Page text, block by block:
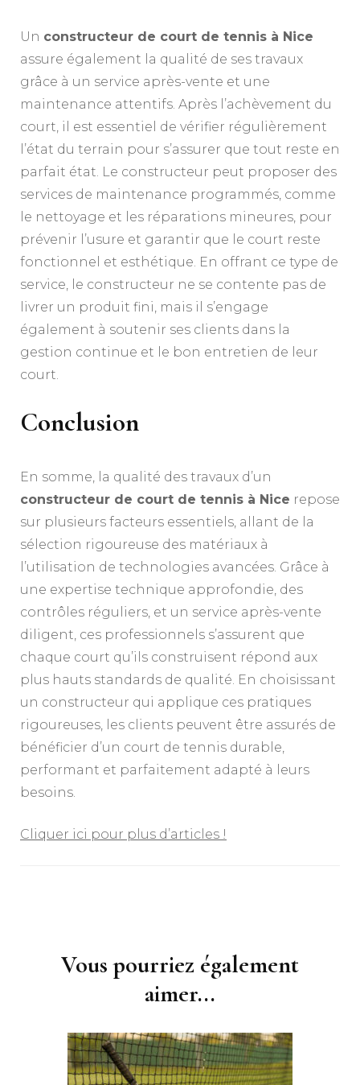
Un constructeur de court de tennis à Nice
assure également la qualité de ses travaux
grâce à un service après-vente et une
maintenance attentifs. Après l’achèvement du
court, il est essentiel de vérifier régulièrement
l’état du terrain pour s’assurer que tout reste en
parfait état. Le constructeur peut proposer des
services de maintenance programmés, comme
le nettoyage et les réparations mineures, pour
prévenir l’usure et garantir que le court reste
fonctionnel et esthétique. En offrant ce type de
service, le constructeur ne se contente pas de
livrer un produit fini, mais il s’engage
également à soutenir ses clients dans la
gestion continue et le bon entretien de leur
court.
Conclusion
En somme, la qualité des travaux d’un
constructeur de court de tennis à Nice repose
sur plusieurs facteurs essentiels, allant de la
sélection rigoureuse des matériaux à
l’utilisation de technologies avancées. Grâce à
une expertise technique approfondie, des
contrôles réguliers, et un service après-vente
diligent, ces professionnels s’assurent que
chaque court qu’ils construisent répond aux
plus hauts standards de qualité. En choisissant
un constructeur qui applique ces pratiques
rigoureuses, les clients peuvent être assurés de
bénéficier d’un court de tennis durable,
performant et parfaitement adapté à leurs
besoins.
Cliquer ici pour plus d’articles !
Vous pourriez également
aimer...